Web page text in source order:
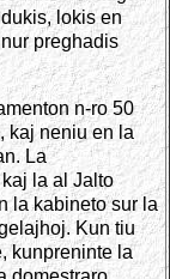
lokis en
preghadis
n-ro 50
kaj neniu en la
La
la al Jalto
la kabineto sur la
Kun tiu
kunpreninte la